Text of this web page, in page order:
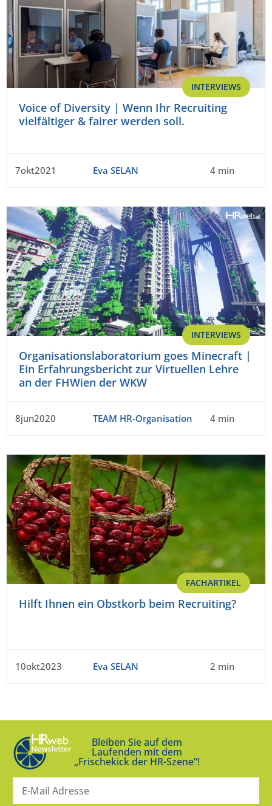
INTERVIEWS
Voice of Diversity | Wenn Ihr Recruiting
vielfältiger & fairer werden soll.
7okt2021 Eva SELAN 4 min
INTERVIEWS
Organisationslaboratorium goes Minecraft |
Ein Erfahrungsbericht zur Virtuellen Lehre
an der FHWien der WKW
8jun2020 TEAM HR-Organisation 4 min
FACHARTIKEL
Hilft Ihnen ein Obstkorb beim Recruiting?
10okt2023 Eva SELAN 2 min
Bleiben Sie auf dem
Laufenden mit dem
„Frischekick der HR-Szene“!